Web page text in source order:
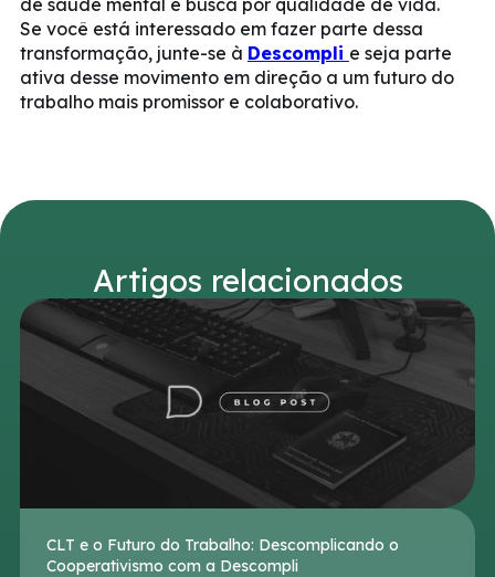
Se você está interessado em fazer parte dessa
transformação, junte-se à Descompli e seja parte
ativa desse movimento em direção a um futuro do
trabalho mais promissor e colaborativo.
Artigos relacionados
CLT e o Futuro do Trabalho: Descomplicando o
Cooperativismo com a Descompli